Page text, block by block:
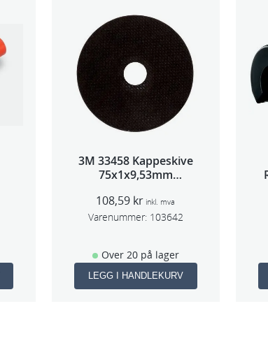
3M 33458 Kappeskive
75x1x9,53mm
108,59 kr inkl. mva
Varenummer: 103642
Over 20 på lager
LEGG I HANDLEKURV